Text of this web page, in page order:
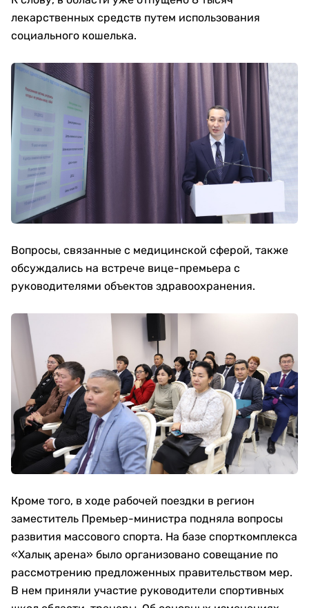
лекарственных средств путем использования
социального кошелька.
Вопросы, связанные с медицинской сферой, также
обсуждались на встрече вице-премьера с
руководителями объектов здравоохранения.
Кроме того, в ходе рабочей поездки в регион
заместитель Премьер-министра подняла вопросы
развития массового спорта. На базе спорткомплекса
«Халық арена» было организовано совещание по
рассмотрению предложенных правительством мер.
В нем приняли участие руководители спортивных